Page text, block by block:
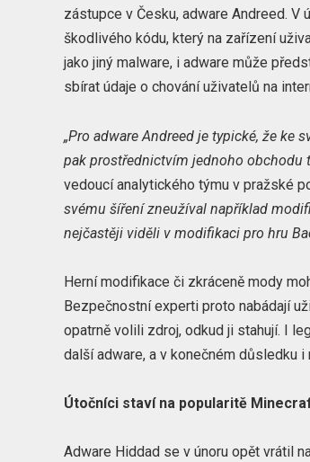
zástupce v Česku, adware Andreed.
škodlivého kódu, který na zařízení
jako jiný malware, i adware může
sbírat údaje o chování uživatelů na
„Pro adware Andreed je typické, že ke
pak prostřednictvím jednoho obchodu
vedoucí analytického týmu v pražské
svému šíření zneužíval například
nejčastěji viděli v modifikaci pro hru
Herní modifikace či zkráceně mody
Bezpečnostní experti proto nabádají
opatrně volili zdroj, odkud ji stahují. I
další adware, a v konečném důsledku
Útočníci staví na popularitě
Adware Hiddad se v únoru opět vrátil